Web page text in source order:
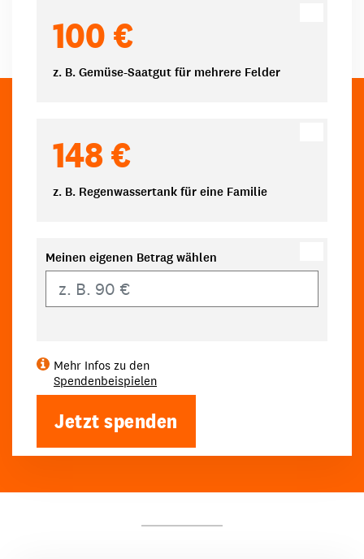
100 €
z. B. Gemüse-Saatgut für mehrere Felder
148 €
z. B. Regenwassertank für eine Familie
Meinen eigenen Betrag wählen
Mehr Infos zu den
Spendenbeispielen
Jetzt spenden